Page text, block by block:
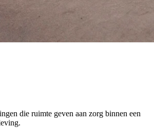
die ruimte geven aan zorg binnen een